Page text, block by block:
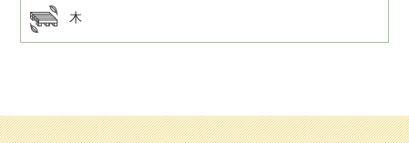
木